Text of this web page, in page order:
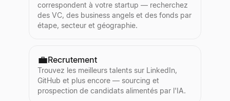
correspondent à votre startup — recherchez
des VC, des business angels et des fonds par
étape, secteur et géographie.
💼Recrutement
Trouvez les meilleurs talents sur LinkedIn,
GitHub et plus encore — sourcing et
prospection de candidats alimentés par l'IA.